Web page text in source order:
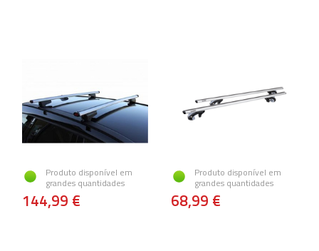
Produto disponível em
grandes quantidades
144,99 €
Produto disponível em
grandes quantidades
68,99 €